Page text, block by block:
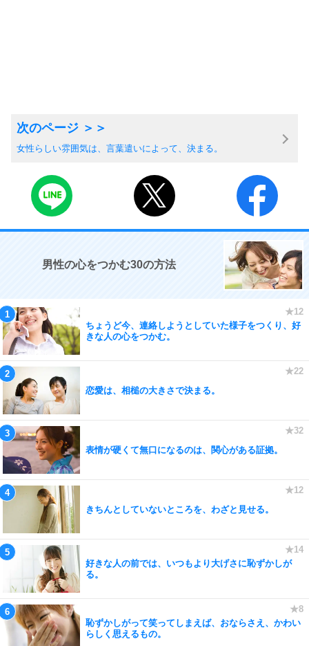
女性らしい雰囲気は、言葉遣いによって、決まる。
男性の心をつかむ30の方法
ちょうど今、連絡しようとしていた様子をつくり、好
きな人の心をつかむ。
恋愛は、相槌の大きさで決まる。
表情が硬くて無口になるのは、関心がある証拠。
きちんとしていないところを、わざと見せる。
好きな人の前では、いつもより大げさに恥ずかしが
る。
恥ずかしがって笑ってしまえば、おならさえ、かわい
らしく思えるもの。